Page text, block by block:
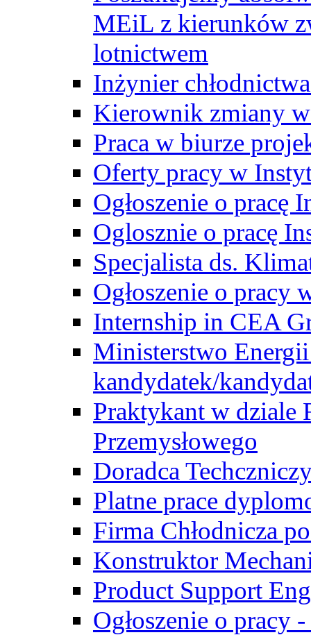
MEiL z kierunków
lotnictwem
Inżynier
Kierownik zmiany
Praca w biurze
Oferty pracy w
Ogłoszenie o pracę
Oglosznie o pracę
Specjalista ds.
Ogłoszenie o pracy
Internship in CEA
Ministerstwo
kandydatek/
Praktykant w dziale
Przemysłowego
Doradca
Platne prace
Firma Chłodnicza
Konstruktor
Product Support
Ogłoszenie o pracy